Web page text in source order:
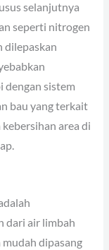
selanjutnya
seperti nitrogen
dilepaskan
dengan sistem
bau yang terkait
area di
dari air limbah
dipasang